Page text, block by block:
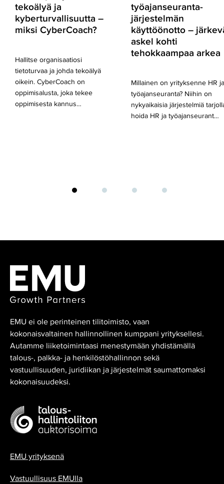
tekoälyä ja
kyberturvallisuutta –
miksi CyberCoach?
Hallitse organisaatiosi
tietoturvaa ja johda tekoälyä
oikein. CyberCoach on
oppimisalusta, joka tekee
oppimisesta kannus…
työajanseuranta­­
järjestelmän
käyttöönotto –
askel kohti
tehokkaampaa arkea
Millainen on yrityksenne HR ja
työajanseuranta? Niihin on
nykyaikaisia järjestelmiä
hoida HR ja työajanseurant…
EMU ei ole perinteinen tilitoimisto, vaan
kokonaisvaltainen hallinnollinen kumppani yrityksellesi.
Autamme liiketoimintaasi menestymään yhdistämällä
talous-, palkka- ja henkilöstöhallinnon sekä
vastuullisuuden, juridiikan ja järjestelmät saumattomaksi
kokonaisuudeksi.
EMU yrityksenä
Vastuullisuus EMUlla